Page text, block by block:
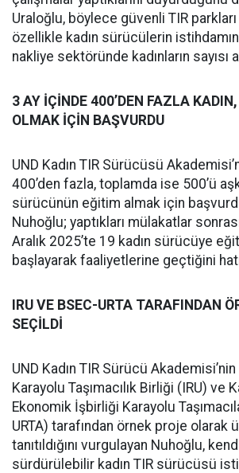
Uraloğlu, böylece güvenli TIR
özellikle kadın sürücülerin
nakliye sektöründe kadınların sayısı
3 AY İÇİNDE 400’DEN FAZLA
OLMAK İÇİN BAŞVURDU
UND Kadın TIR Sürücüsü
400’den fazla, toplamda ise 500’ü
sürücünün eğitim almak için
Nuhoğlu; yaptıkları mülakatlar
Aralık 2025’te 19 kadın sürücüye
başlayarak faaliyetlerine geçtiğini
IRU VE BSEC-URTA TARAFINDAN
SEÇİLDİ
UND Kadın TIR Sürücü
Karayolu Taşımacılık Birliği (IRU) ve
Ekonomik İşbirliği Karayolu
URTA) tarafından örnek proje olarak
tanıtıldığını vurgulayan Nuhoğlu,
sürdürülebilir kadın TIR sürücüsü